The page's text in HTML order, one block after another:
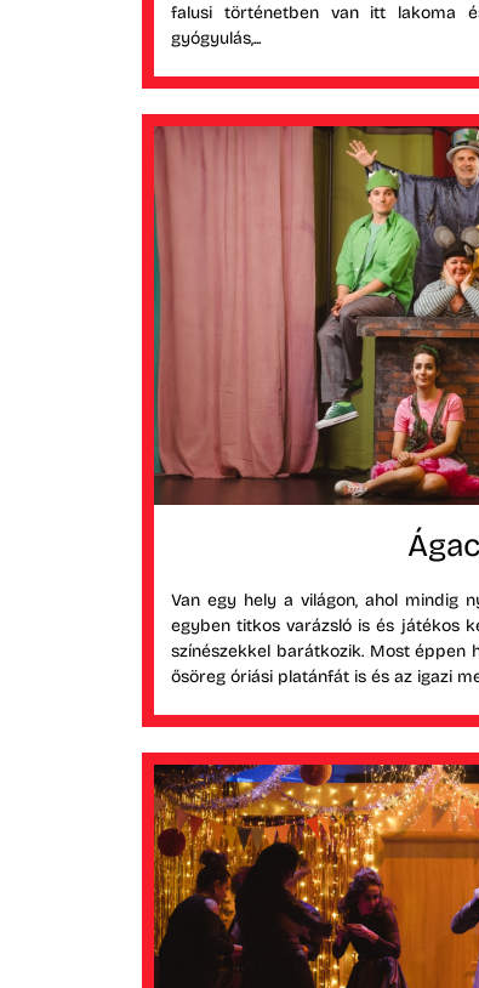
falusi történetben van itt lakoma
gyógyulás,...
Van egy hely a világon, ahol mindig
egyben titkos varázsló is és játékos
színészekkel barátkozik. Most éppen
ősöreg óriási platánfát is és az igazi